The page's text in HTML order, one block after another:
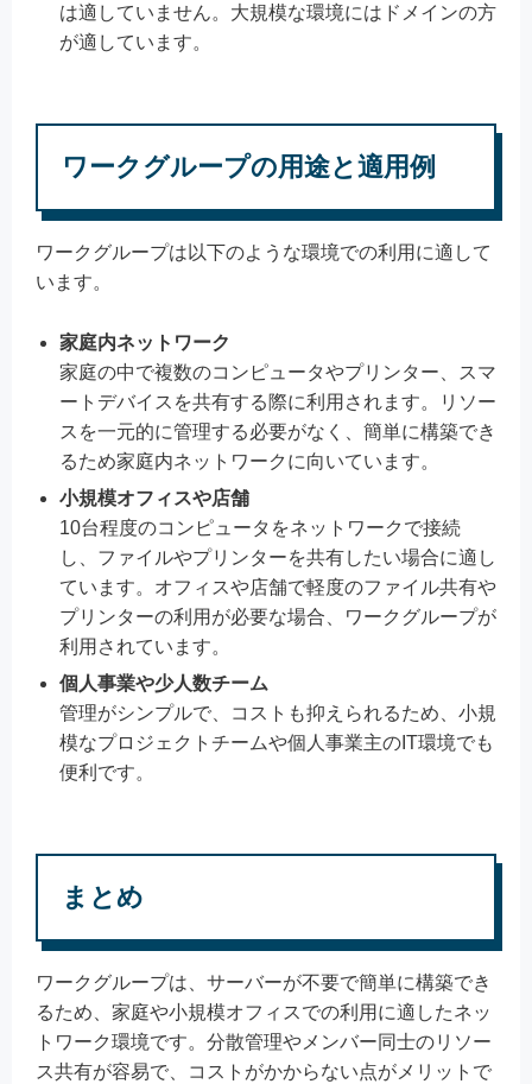
は適していません。大規模な環境にはドメインの方
が適しています。
ワークグループの用途と適用例
ワークグループは以下のような環境での利用に適して
います。
家庭内ネットワーク
家庭の中で複数のコンピュータやプリンター、スマ
ートデバイスを共有する際に利用されます。リソー
スを一元的に管理する必要がなく、簡単に構築でき
るため家庭内ネットワークに向いています。
小規模オフィスや店舗
10台程度のコンピュータをネットワークで接続
し、ファイルやプリンターを共有したい場合に適し
ています。オフィスや店舗で軽度のファイル共有や
プリンターの利用が必要な場合、ワークグループが
利用されています。
個人事業や少人数チーム
管理がシンプルで、コストも抑えられるため、小規
模なプロジェクトチームや個人事業主のIT環境でも
便利です。
まとめ
ワークグループは、サーバーが不要で簡単に構築でき
るため、家庭や小規模オフィスでの利用に適したネッ
トワーク環境です。分散管理やメンバー同士のリソー
ス共有が容易で、コストがかからない点がメリットで